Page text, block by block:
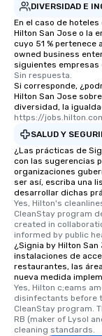
DIVERSIDAD E
En el caso de hoteles
Hilton San Jose o la
cuyo 51 % pertenece
owned business
siguientes
Sin respuesta.
Si corresponde,
Hilton San Jose
diversidad, la
https://
SALUD Y
¿Las prácticas de
con las sugerencias
organizaciones
ser así, escriba una
desarrollar dichas
Yes, Hilton's
CleanStay program
created in
informed by public
¿Signia by Hilton
instalaciones de
restaurantes, las
nueva medida
Yes, Hilton c;eams
disinfectants before
CleanStay program.
RB (maker of Lysol
cleaning standards.